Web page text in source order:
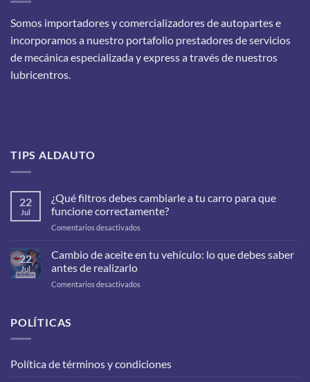
Somos importadores y comercializadores de autopartes e
incorporamos a nuestro portafolio prestadores de servicios
de mecánica especializada y express a través de nuestros
lubricentros.
TIPS ALDAUTO
22
Jul
¿Qué filtros debes cambiarle a tu carro para que
funcione correctamente?
Comentarios desactivados
filtros
debes
a
22
Jul
Cambio de aceite en tu vehículo: lo que debes saber
antes de realizarlo
Comentarios desactivados
lo
POLÍTICAS
Política de términos y condiciones